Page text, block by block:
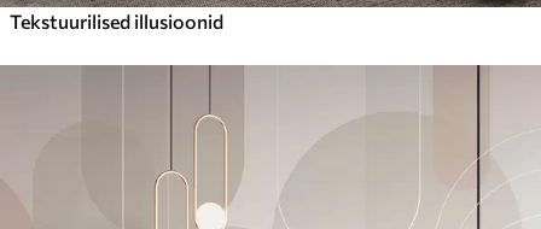
Tekstuurilised illusioonid